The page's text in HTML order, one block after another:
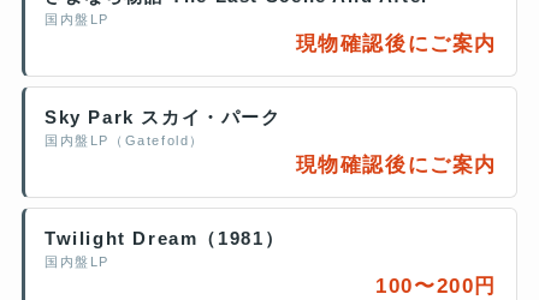
国内盤LP
現物確認後にご案内
Sky Park スカイ・パーク
国内盤LP（Gatefold）
現物確認後にご案内
Twilight Dream（1981）
国内盤LP
100〜200円